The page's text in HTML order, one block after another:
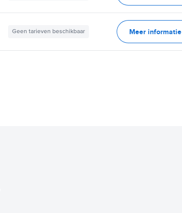
Geen tarieven beschikbaar Meer informatie